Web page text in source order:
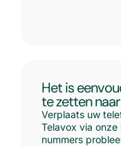
Het is
te zetten
Verplaats uw
Telavox via
nummers